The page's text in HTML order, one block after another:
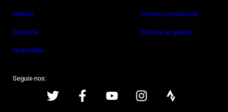
Marató
Contacte
Newsletter
Termes i condicions
Política de galetes
Seguix-nos: